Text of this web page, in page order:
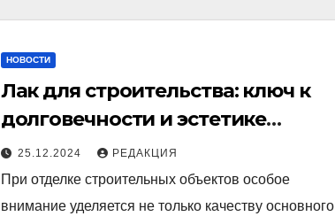
НОВОСТИ
Лак для строительства: ключ к
долговечности и эстетике
отделки
25.12.2024 РЕДАКЦИЯ
При отделке строительных объектов особое
внимание уделяется не только качеству основного